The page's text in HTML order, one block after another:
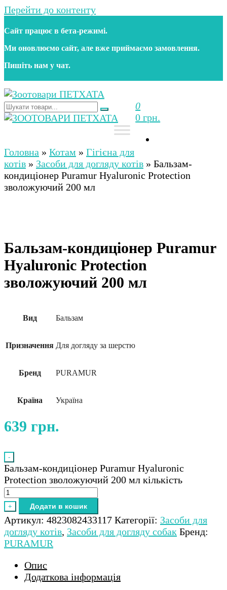
Перейти до контенту
Сайт працює в бета‑режимі.
Ми оновлюємо сайт, але вже приймаємо замовлення.
Пишіть нам у чат.
Зоотовари ПЕТХАТА
Зоомагазин для собак та котів | Корм, іграшки,
аксесуари та догляд за тваринами. Доставка по
0
0 грн.
Зоомагазин для собак та котів | Корм, іграшки,
аксесуари та догляд за тваринами. Доставка по
Україні
Головна » Котам » Гігієна для
котів » Засоби для догляду котів » Бальзам-
кондиціонер Puramur Hyaluronic Protection
зволожуючий 200 мл
Бальзам-кондиціонер Puramur
Hyaluronic Protection
зволожуючий 200 мл
Вид Бальзам
Призначення Для догляду за шерстю
Бренд PURAMUR
Країна Україна
639 грн.
-
Бальзам-кондиціонер Puramur Hyaluronic
Protection зволожуючий 200 мл кількість
+ Додати в кошик
Артикул: 4823082433117 Категорії: Засоби для
догляду котів, Засоби для догляду собак Бренд:
PURAMUR
Опис
Додаткова інформація